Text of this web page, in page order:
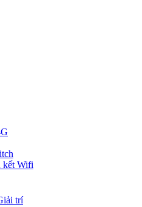
kết Wifi
trí